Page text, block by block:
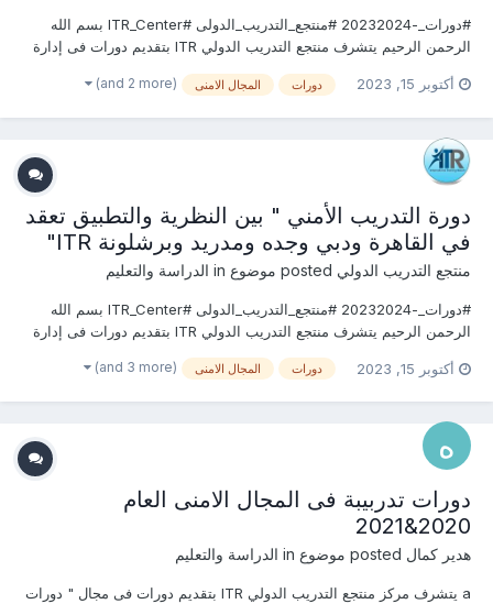
#دورات_-20232024 #منتجع_التدريب_الدولى #ITR_Center بسم الله
الرحمن الرحيم يتشرف منتجع التدريب الدولي ITR بتقديم دورات فى إدارة
او الاستفسارعلى الدورة الان ......................... أو ( للتو...
أكتوبر 15, 2023 دورات المجال الامنى (and 2 more)
دورة التدريب الأمني " بين النظرية والتطبيق تعقد
في القاهرة ودبي وجده ومدريد وبرشلونة ITR"
منتجع التدريب الدولي الدراسة والتعليم
#دورات_-20232024 #منتجع_التدريب_الدولى #ITR_Center بسم الله
الرحمن الرحيم يتشرف منتجع التدريب الدولي ITR بتقديم دورات فى إدارة
او الاستفسارعلى الدورة الان ......................... أو ( للتو...
أكتوبر 15, 2023 دورات المجال الامنى (and 3 more)
دورات تدربيبة فى المجال الامنى العام
2020&2021
هدير كمال الدراسة والتعليم
a يتشرف مركز منتجع التدريب الدولي ITR بتقديم دورات فى مجال " دورات